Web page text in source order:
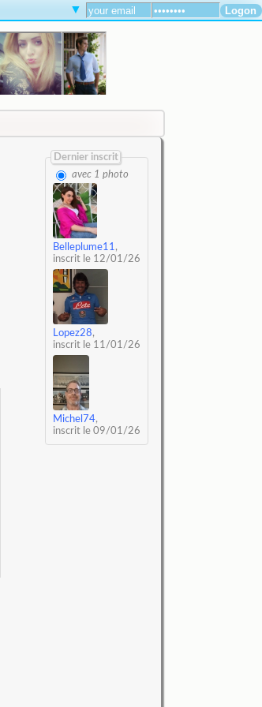
▼
Dernier inscrit
avec 1 photo
Belleplume11 ,
inscrit le 12/01/26
Lopez28,
inscrit le 11/01/26
Michel74,
inscrit le 09/01/26